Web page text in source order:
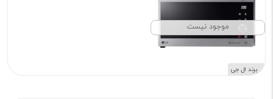
موجود نیست
برند ال جی